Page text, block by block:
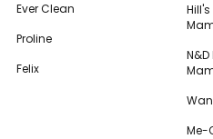
Ever Clean
Proline
Felix
Hill's
N&D
Me-